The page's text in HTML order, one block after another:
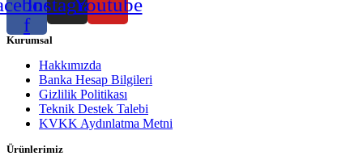
f
Kurumsal
Hakkımızda
Banka Hesap Bilgileri
Gizlilik Politikası
Teknik Destek Talebi
KVKK Aydınlatma Metni
Ürünlerimiz